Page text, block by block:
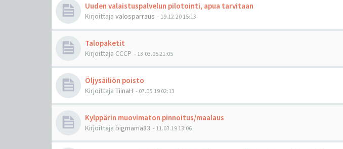
Uuden valaistuspalvelun pilotointi, apua tarvitaan
Kirjoittaja valosparraus - 19.12.20 15:13
Talopaketit
Kirjoittaja CCCP - 13.03.05 21:05
Öljysäiliön poisto
Kirjoittaja TiinaH - 07.05.19 02:13
Kylppärin muovimaton pinnoitus/maalaus
Kirjoittaja bigmama83 - 11.03.19 13:06